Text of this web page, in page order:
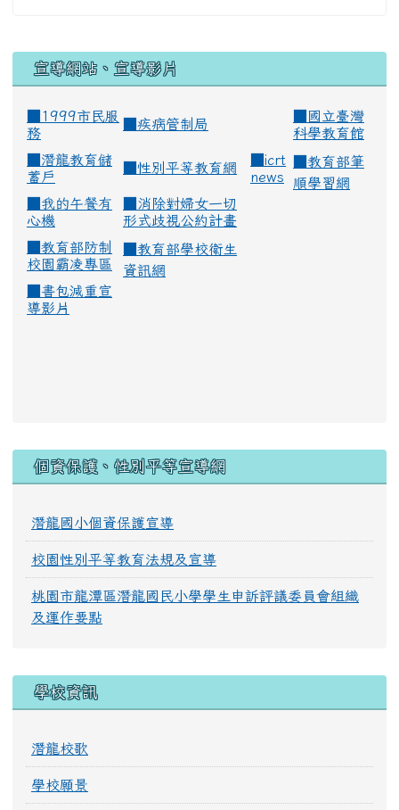
宣導網站、宣導影片
■1999市民服
務
疾病管制局
國立臺灣
科學教育館
潛龍教育儲
蓄戶
性別平等教育網
icrt
news
教育部筆
順學習網
我的午餐有
心機
消除對婦女一切
形式歧視公約計畫
教育部防制
校園霸凌專區
教育部學校衛生
資訊網
書包減重宣
導影片
個資保護、性別平等宣導網
潛龍國小個資保護宣導
校園性別平等教育法規及宣導
桃園市龍潭區潛龍國民小學學生申訴評議委員會組織
及運作要點
學校資訊
潛龍校歌
學校願景